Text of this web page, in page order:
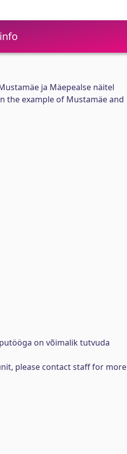
ja Mäepealse näitel
the example of Mustamäe and
on võimalik tutvuda
please contact staff for more